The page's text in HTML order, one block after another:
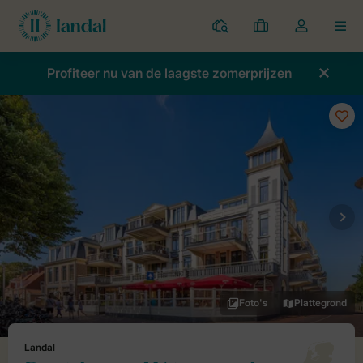
Parken
Mijn
boekingen
Open
de
dropdown
account
Profiteer nu van de laagste zomerprijzen